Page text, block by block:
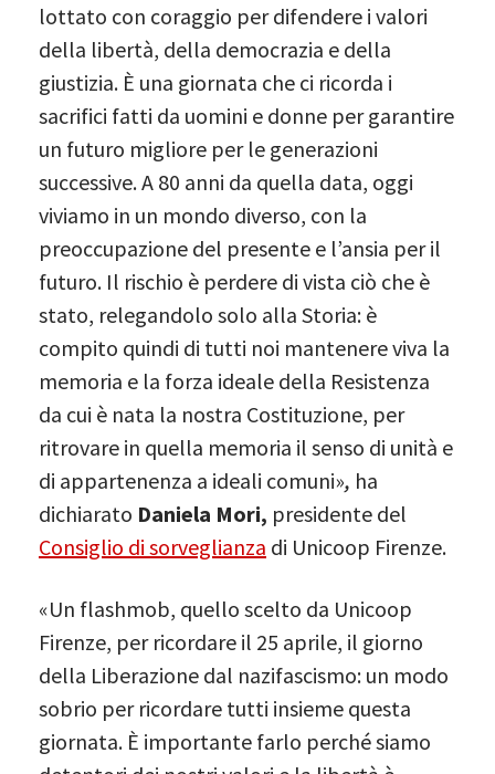
lottato con coraggio per difendere i valori
della libertà, della democrazia e della
giustizia. È una giornata che ci ricorda i
sacrifici fatti da uomini e donne per garantire
un futuro migliore per le generazioni
successive. A 80 anni da quella data, oggi
viviamo in un mondo diverso, con la
preoccupazione del presente e l’ansia per il
futuro. Il rischio è perdere di vista ciò che è
stato, relegandolo solo alla Storia: è
compito quindi di tutti noi mantenere viva la
memoria e la forza ideale della Resistenza
da cui è nata la nostra Costituzione, per
ritrovare in quella memoria il senso di unità e
di appartenenza a ideali comuni», ha
dichiarato Daniela Mori, presidente del
Consiglio di sorveglianza di Unicoop Firenze.
«Un flashmob, quello scelto da Unicoop
Firenze, per ricordare il 25 aprile, il giorno
della Liberazione dal nazifascismo: un modo
sobrio per ricordare tutti insieme questa
giornata. È importante farlo perché siamo